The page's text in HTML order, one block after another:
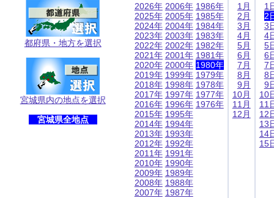
都府県・地方を選択
宮城県内の地点を選択
宮城県全地点
2026年
2025年
2024年
2023年
2022年
2021年
2020年
2019年
2018年
2017年
2016年
2015年
2014年
2013年
2012年
2011年
2010年
2009年
2008年
2007年
2006年
2005年
2004年
2003年
2002年
2001年
2000年
1999年
1998年
1997年
1996年
1995年
1994年
1993年
1992年
1991年
1990年
1989年
1988年
1987年
1986年
1985年
1984年
1983年
1982年
1981年
1980年
1979年
1978年
1977年
1976年
1月
2月
3月
4月
5月
6月
7月
8月
9月
10月
11月
12月
1
2
3
4
5
6
7
8
9
10
11
12
13
14
15